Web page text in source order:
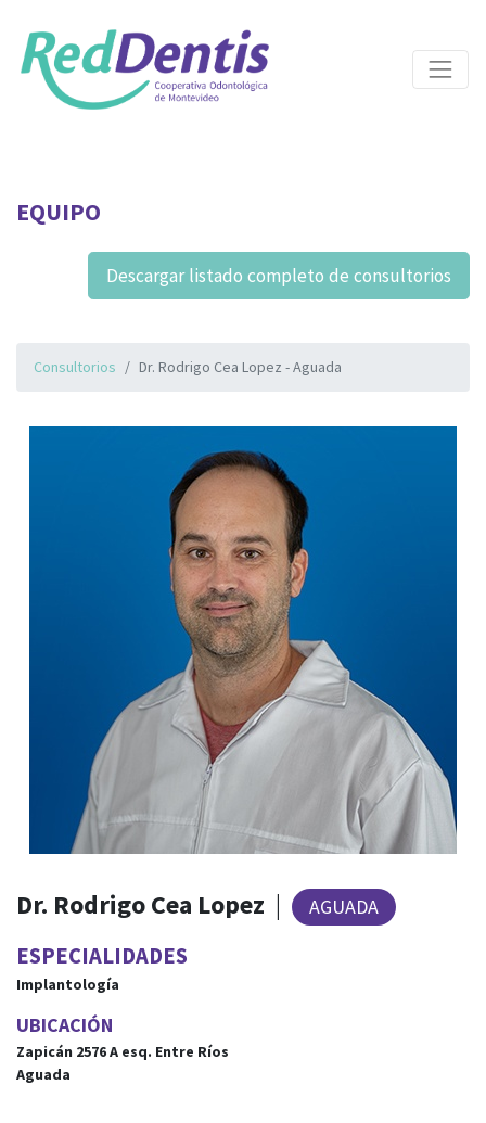
EQUIPO
Descargar listado completo de consultorios
Consultorios Dr. Rodrigo Cea Lopez - Aguada
Dr. Rodrigo Cea Lopez | AGUADA
ESPECIALIDADES
Implantología
UBICACIÓN
Zapicán 2576 A esq. Entre Ríos
Aguada